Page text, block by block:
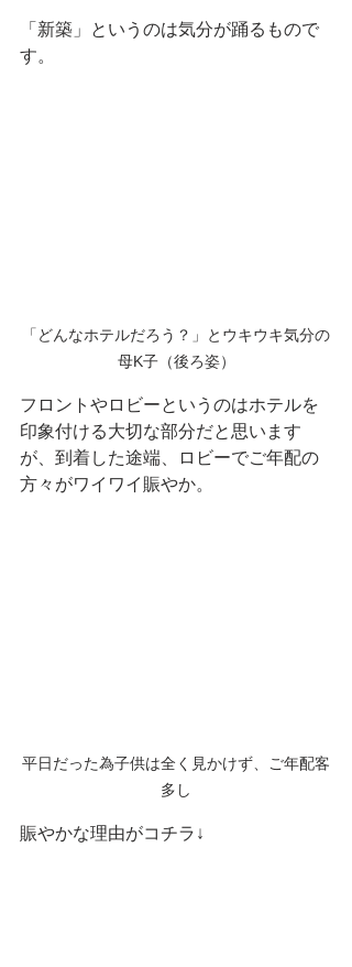
「新築」というのは気分が踊るもので
す。
「どんなホテルだろう？」とウキウキ気分の
母K子（後ろ姿）
フロントやロビーというのはホテルを
印象付ける大切な部分だと思います
が、到着した途端、ロビーでご年配の
方々がワイワイ賑やか。
平日だった為子供は全く見かけず、ご年配客
多し
賑やかな理由がコチラ↓